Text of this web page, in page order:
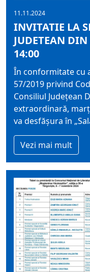
11.11.2024
INVITATIE LA
JUDETEAN
14:00
În conformitate cu
57/2019 privind
Consiliul Judeţean
extraordinară,
va desfăşura în
Vezi mai mult